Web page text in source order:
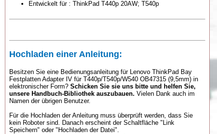
Entwickelt für : ThinkPad T440p 20AW; T540p
Hochladen einer Anleitung:
Besitzen Sie eine Bedienungsanleitung für Lenovo ThinkPad Bay
Festplatten Adapter IV für T440p/T540p/W540 OB47315 (9,5mm) in
elektronischer Form? Schicken Sie sie uns bitte und helfen Sie,
unsere Handbuch-Bibliothek auszubauen. Vielen Dank auch im
Namen der übrigen Benutzer.
Für die Hochladen der Anleitung muss überprüft werden, dass Sie
kein Roboter sind. Danach erscheint der Schaltfläche "Link
Speichern" oder "Hochladen der Datei".